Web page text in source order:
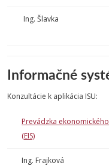
Ing. Šlavka
Informačné
Konzultácie k aplikácia ISU:
Prevádzka
(EIS)
Ing. Frajková